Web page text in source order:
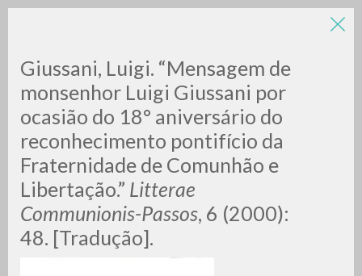
Giussani, Luigi. “Mensagem de
monsenhor Luigi Giussani por
ocasião do 18° aniversário do
reconhecimento pontifício da
Fraternidade de Comunhão e
Libertação.” Litterae
Communionis-Passos, 6 (2000):
48. [Tradução].
LUIGI
GIUSSANI
scritti